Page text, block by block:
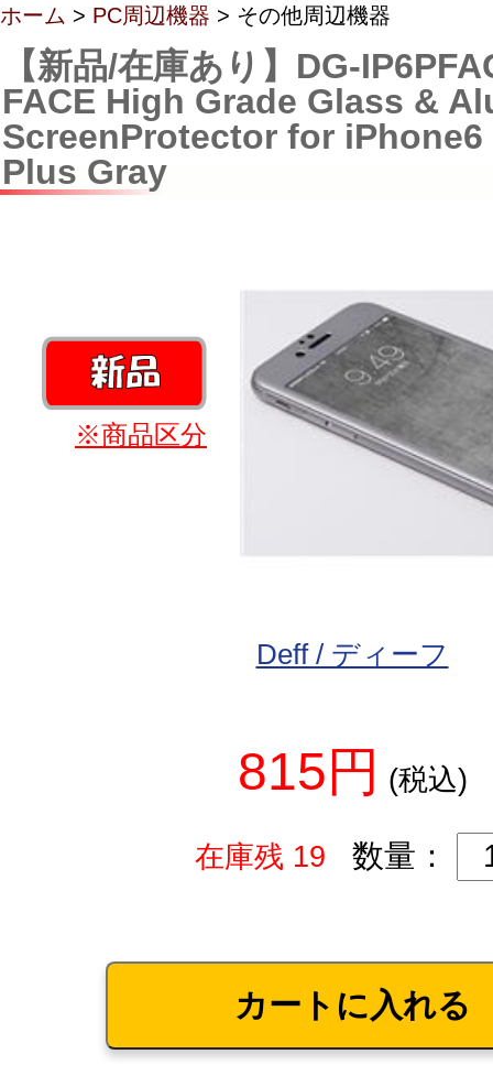
ホーム > PC周辺機器 > その他周辺機器
【新品/在庫あり】DG-
FACE High Grade Glass &
ScreenProtector for iPhone6
Plus Gray
※商品区分
Deff / ディーフ
815円 (税込)
在庫残 19 数量：